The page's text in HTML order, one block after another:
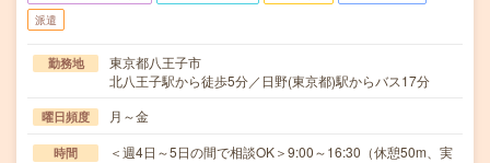
派遣
勤務地
東京都八王子市
北八王子駅から徒歩5分／日野(東京都)駅からバス17分
曜日頻度 月～金
時間
＜週4日～5日の間で相談OK＞9:00～16:30（休憩50m、実